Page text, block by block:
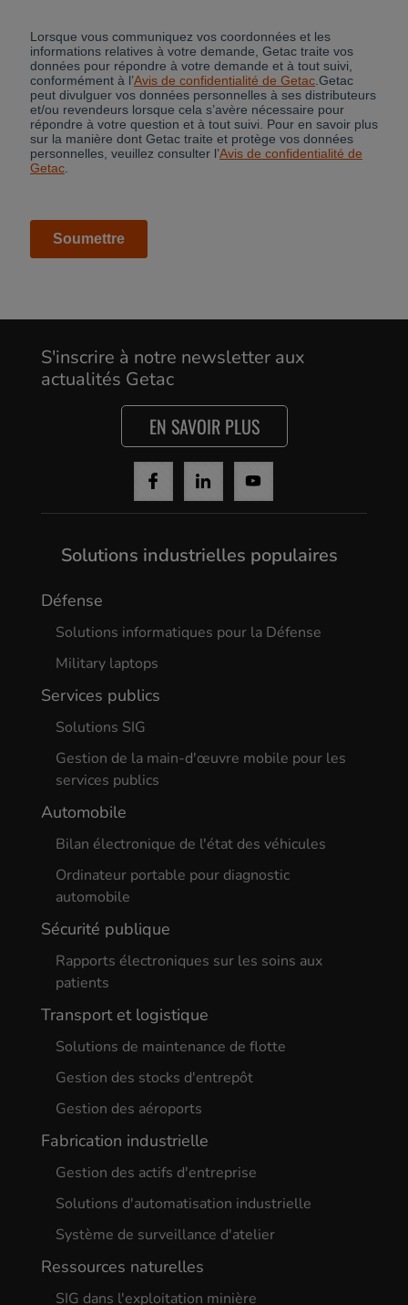
S'inscrire à notre newsletter aux
actualités Getac
EN SAVOIR PLUS
Solutions industrielles populaires
Défense
Solutions informatiques pour la Défense
Military laptops
Services publics
Solutions SIG
Gestion de la main-d'œuvre mobile pour les
services publics
Automobile
Bilan électronique de l'état des véhicules
Ordinateur portable pour diagnostic
automobile
Sécurité publique
Rapports électroniques sur les soins aux
patients
Transport et logistique
Solutions de maintenance de flotte
Gestion des stocks d'entrepôt
Gestion des aéroports
Fabrication industrielle
Gestion des actifs d'entreprise
Solutions d'automatisation industrielle
Système de surveillance d'atelier
Ressources naturelles
SIG dans l'exploitation minière